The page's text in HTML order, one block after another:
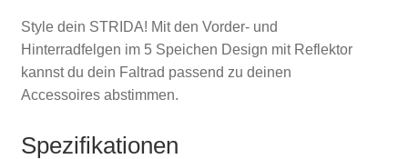
Style dein STRIDA! Mit den Vorder- und
Hinterradfelgen im 5 Speichen Design mit Reflektor
kannst du dein Faltrad passend zu deinen
Accessoires abstimmen.
Spezifikationen